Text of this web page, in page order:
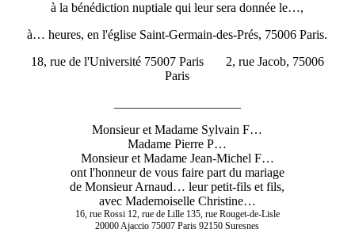
à la bénédiction nuptiale qui leur sera donnée le…,
à… heures, en l'église Saint-Germain-des-Prés, 75006 Paris.
18, rue de l'Université 75007 Paris 2, rue Jacob, 75006
Paris
Monsieur et Madame Sylvain F…
Madame Pierre P…
Monsieur et Madame Jean-Michel F…
ont l'honneur de vous faire part du mariage
de Monsieur Arnaud… leur petit-fils et fils,
avec Mademoiselle Christine…
16, rue Rossi 12, rue de Lille 135, rue Rouget-de-Lisle
20000 Ajaccio 75007 Paris 92150 Suresnes